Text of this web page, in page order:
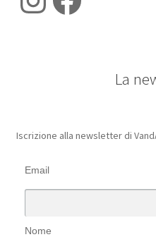
La
Iscrizione alla newsletter di
Email
Nome